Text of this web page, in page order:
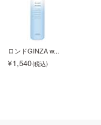
ロンドGINZA w...
1,540